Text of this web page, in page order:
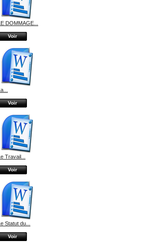
LE DOMMAGE...
Voir
La...
Voir
Le Travail...
Voir
Le Statut du...
Voir